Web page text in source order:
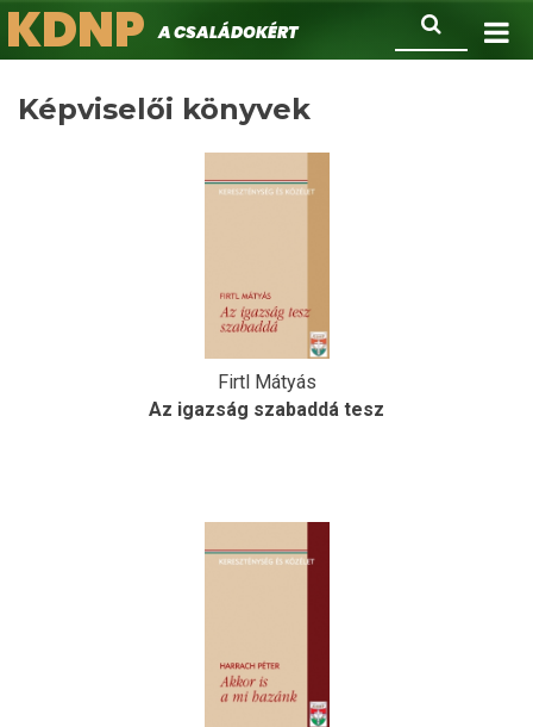
Ugrás
a
Keresés
KDNPA családokért.
Képviselői könyvek
Firtl Mátyás
Az igazság szabaddá tesz